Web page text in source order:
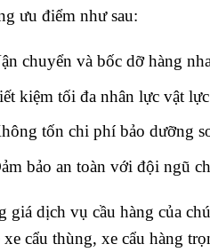
ưu điểm như sau:
chuyển và bốc dỡ hàng
kiệm tối đa nhân lực vật lực
tốn chi phí bảo dưỡng
bảo an toàn với đội ngũ
giá dịch vụ cầu hàng của
xe cẩu thùng, xe cẩu hàng